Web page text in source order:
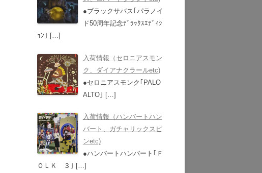
●ブラックサバス｢パラノイ
ド50周年記念ﾃﾞﾗｯｸｽｴﾃﾞｨｼ
ｮﾝ｣ […]
入荷情報（セロニアスモン
ク、ダイアナクラールetc)
●セロニアスモンク｢PALO
ALTO｣ […]
入荷情報（ハンバートハン
バート、ガチャリックスピ
ンetc)
●ハンバートハンバート｢Ｆ
ＯＬＫ ３｣ […]